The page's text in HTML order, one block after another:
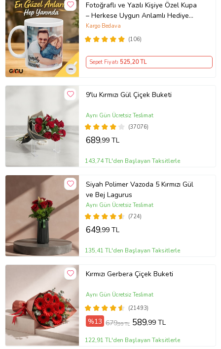
Fotoğraflı ve Yazılı Kişiye Özel Kupa
– Herkese Uygun Anlamlı Hediye
Porselen Baskılı Kupa (Beyaz)
(106)
Kargo Bedava
Sepet Fiyatı 525,20 TL
9'lu Kırmızı Gül Çiçek Buketi
(37076)
Aynı Gün Ücretsiz Teslimat
689,99 TL
143,74 TL'den Başlayan Taksitlerle
Siyah Polimer Vazoda 5 Kırmızı Gül
ve Bej Lagurus
(724)
Aynı Gün Ücretsiz Teslimat
649,99 TL
135,41 TL'den Başlayan Taksitlerle
Kırmızı Gerbera Çiçek Buketi
(21493)
Aynı Gün Ücretsiz Teslimat
%13 679,99 TL 589,99 TL
122,91 TL'den Başlayan Taksitlerle